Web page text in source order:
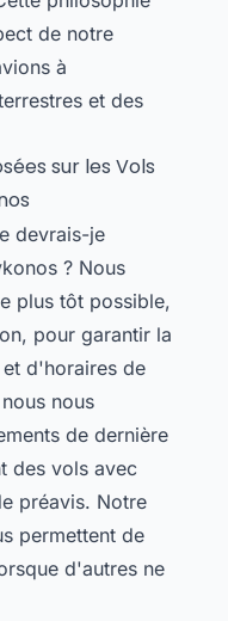
de notre
à
et des
sur les Vols
devrais-je
? Nous
plus tôt possible,
pour garantir la
d'horaires de
nous
de dernière
des vols avec
préavis. Notre
permettent de
d'autres ne